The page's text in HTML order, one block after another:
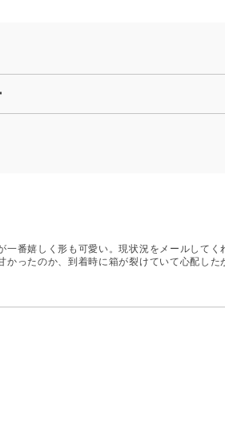
番嬉しく形も可愛い。現状況をメールしてく
ったのか、到着時に箱が裂けていて心配し